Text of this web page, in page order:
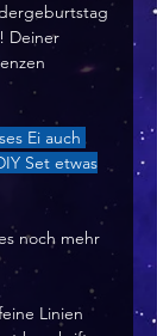
Deiner
Ei auch
Set etwas
noch mehr
Linien